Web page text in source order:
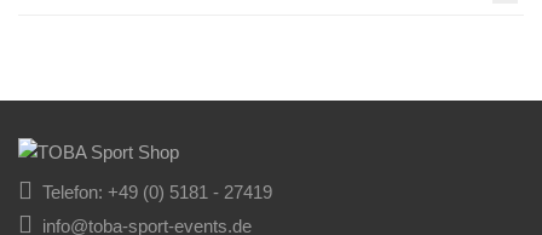
Telefon: +49 (0) 5181 - 27419
info@toba-sport-events.de